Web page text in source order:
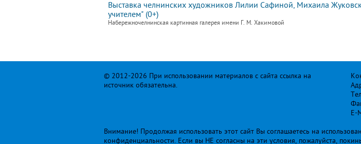
Выставка челнинских художников Лилии Сафиной, Михаила
учителем" (0+)
Набережночелнинская картинная галерея имени Г. М. Хакимовой
© 2012-2026 При использовании материалов с сайта ссылка на
источник обязательна.
E-
Внимание! Продолжая использовать этот сайт Вы соглашаетесь на
конфиденциальности. Если вы НЕ согласны на эти условия, пожалуйста,